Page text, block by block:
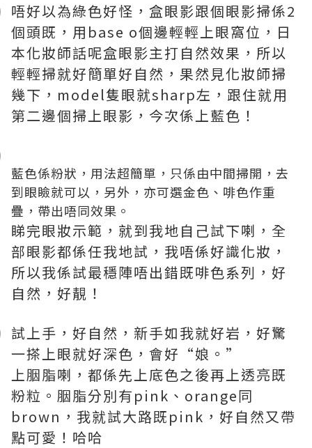
唔好以為綠色好怪，盒眼影跟個眼影掃係2
個頭既，用base o個邊輕輕上眼窩位，日
本化妝師話呢盒眼影主打自然效果，所以
輕輕掃就好簡單好自然，果然見化妝師掃
幾下，model隻眼就sharp左，跟住就用
第二邊個掃上眼影，今次係上藍色！
藍色係粉狀，用法超簡單，只係由中間掃開，去
到眼瞼就可以，另外，亦可選金色、啡色作重
疊，帶出唔同效果。
睇完眼妝示範，就到我地自己試下喇，全
部眼影都係任我地試，我唔係好識化妝，
所以我係試最穩陣唔出錯既啡色系列，好
自然，好靚！
試上手，好自然，新手如我就好岩，好驚
一搽上眼就好深色，會好“娘。”
上胭脂喇，都係先上底色之後再上透亮既
粉粒。胭脂分別有pink、orange同
brown，我就試大路既pink，好自然又帶
點可愛！哈哈